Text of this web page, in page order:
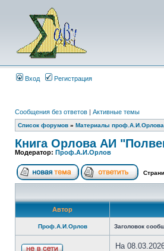
Вход Регистрация
Сообщения без ответов | Активные темы
Список форумов » Материалы проф.А.И.Орлова
Книга Орлова АИ
Модератор: Проф.А.И.Орлов
Автор
Проф.А.И.Орлов Заголовок
На